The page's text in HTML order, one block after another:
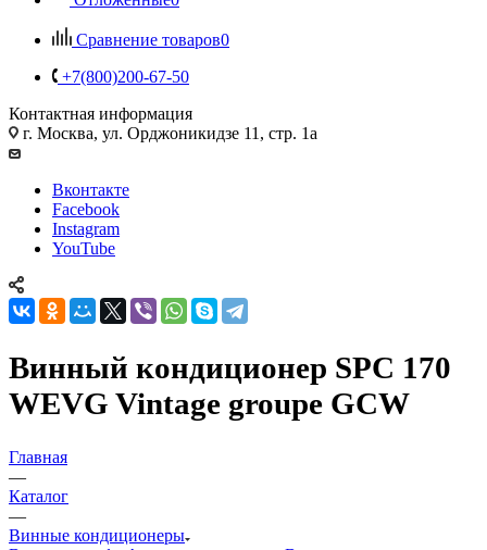
Сравнение товаров0
+7(800)200-67-50
Контактная информация
г. Москва, ул. Орджоникидзе 11, стр. 1а
Вконтакте
Facebook
Instagram
YouTube
Винный кондиционер SPC 170
WEVG Vintage groupe GCW
Главная
—
Каталог
—
Винные кондиционеры